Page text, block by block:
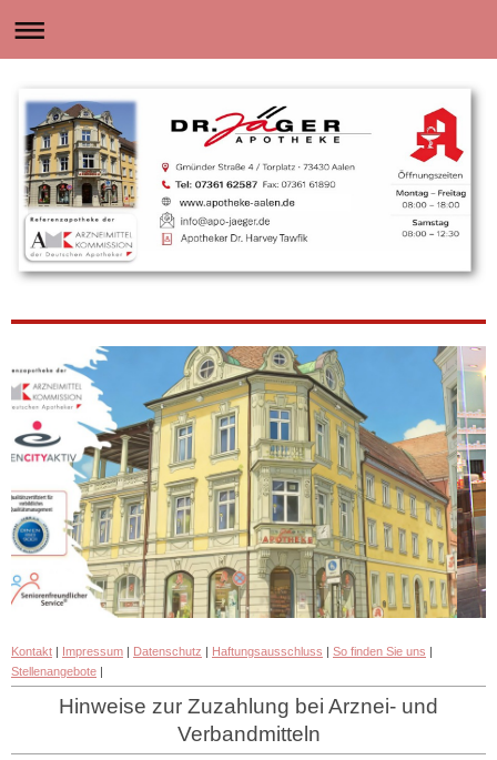
Kontakt | Impressum | Datenschutz | Haftungsausschluss | So finden Sie uns |
Stellenangebote |
Hinweise zur Zuzahlung bei Arznei- und
Verbandmitteln